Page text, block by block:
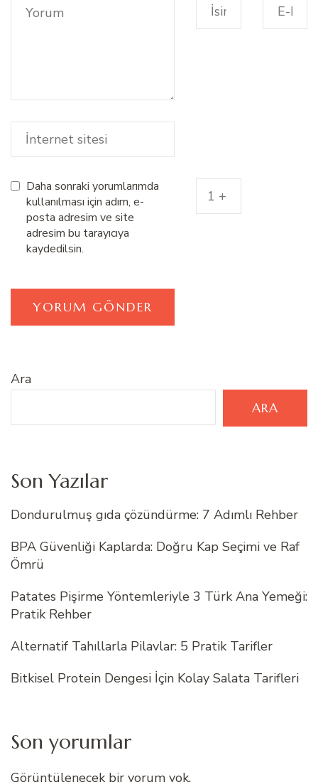
Daha sonraki yorumlarımda
kullanılması için adım, e-
posta adresim ve site
adresim bu tarayıcıya
kaydedilsin.
Ara
ARA
Son Yazılar
Dondurulmuş gıda çözündürme: 7 Adımlı Rehber
BPA Güvenliği Kaplarda: Doğru Kap Seçimi ve Raf
Ömrü
Patates Pişirme Yöntemleriyle 3 Türk Ana Yemeği:
Pratik Rehber
Alternatif Tahıllarla Pilavlar: 5 Pratik Tarifler
Bitkisel Protein Dengesi İçin Kolay Salata Tarifleri
Son yorumlar
Görüntülenecek bir yorum yok.